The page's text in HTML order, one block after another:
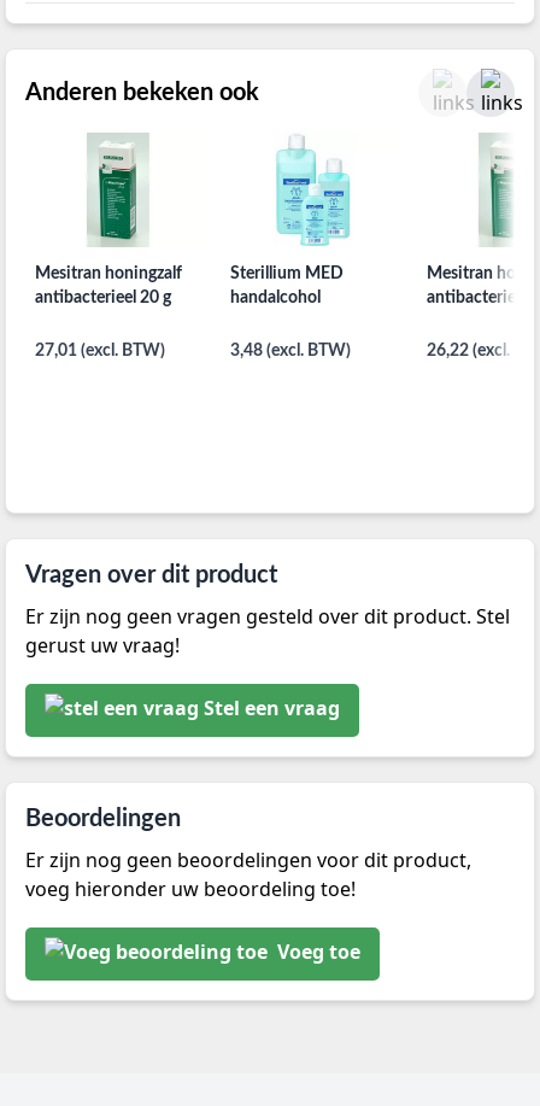
Anderen bekeken ook
Mesitran honingzalf
antibacterieel 20 g
27,01 (excl. BTW)
Sterillium MED
handalcohol
3,48 (excl. BTW)
Mesitran
antibacterieel
26,22 (excl.
Vragen over dit product
Er zijn nog geen vragen gesteld over dit product. Stel
gerust uw vraag!
Stel een vraag
Beoordelingen
Er zijn nog geen beoordelingen voor dit product,
voeg hieronder uw beoordeling toe!
Voeg toe